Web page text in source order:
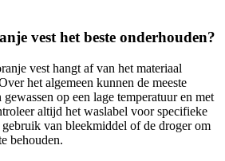
vest het beste onderhouden?
vest hangt af van het materiaal
het algemeen kunnen de meeste
op een lage temperatuur en met
altijd het waslabel voor specifieke
van bleekmiddel of de droger om
behouden.